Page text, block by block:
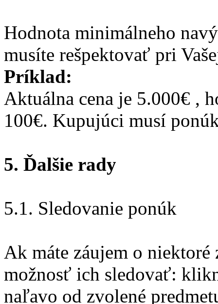
Hodnota minimálneho
musíte rešpektovať pri
Príklad:
Aktuálna cena je 5.000€ ,
100€. Kupujúci musí
5. Ďalšie rady
5.1. Sledovanie ponúk
Ak máte záujem o
možnosť ich sledovať:
naľavo od zvolené